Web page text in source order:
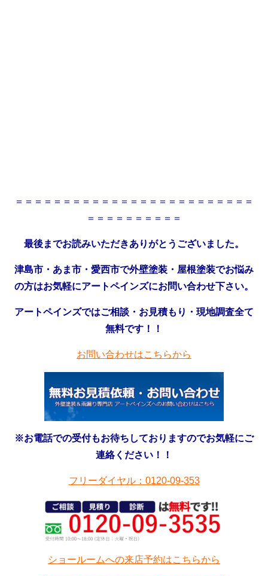
＝＝＝＝＝＝＝＝＝＝＝＝＝＝＝＝＝＝＝＝＝＝＝＝＝
＝＝＝＝＝＝＝＝＝＝
最後までお読みいただきありがとうございました。
津島市・あま市・愛西市で外壁塗装・屋根塗装でお悩み
の方はお気軽にアートペインズにお問い合わせ下さい。
アートペインズではご相談・お見積もり・現地調査全て
無料です！！
お問い合わせはこちらから
※お電話での受付もお待ちしておりますのでお気軽にご
連絡ください！！
フリーダイヤル：0120-09-353
ショールームへの来店予約はこちらから